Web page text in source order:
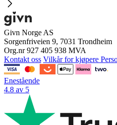
Givn Norge AS
Sorgenfriveien 9, 7031 Trondheim
Org.nr 927 405 938 MVA
Kontakt oss Vilkår for kjøpere
Enestående
4.8 av 5